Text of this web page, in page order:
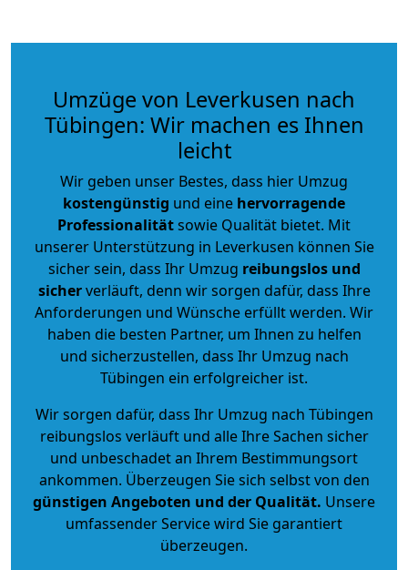
Umzüge von Leverkusen nach
Tübingen: Wir machen es Ihnen
leicht
Wir geben unser Bestes, dass hier Umzug
kostengünstig und eine hervorragende
Professionalitätsowie Qualität bietet. Mit
unserer Unterstützung in Leverkusen können Sie
sicher sein, dass Ihr Umzug reibungslos und
sicherverläuft, denn wir sorgen dafür, dass Ihre
Anforderungen und Wünsche erfüllt werden. Wir
haben die besten Partner, um Ihnen zu helfen
und sicherzustellen, dass Ihr Umzug nach
Tübingen ein erfolgreicher ist.
Wir sorgen dafür, dass Ihr Umzug nach Tübingen
reibungslos verläuft und alle Ihre Sachen sicher
und unbeschadet an Ihrem Bestimmungsort
ankommen. Überzeugen Sie sich selbst von den
günstigen Angeboten und der Qualität. Unsere
umfassender Service wird Sie garantiert
überzeugen.